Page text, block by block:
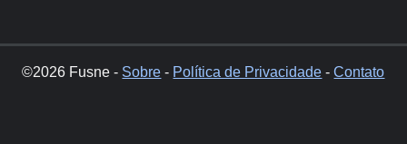
©2026 Fusne - Sobre - Política de Privacidade -Contato